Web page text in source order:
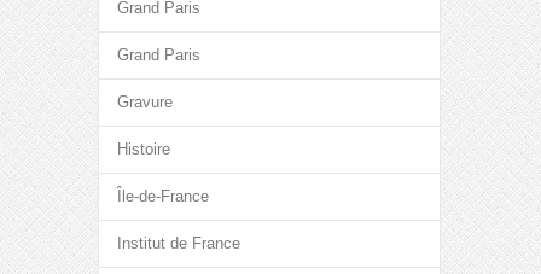
Grand Paris
Grand Paris
Gravure
Histoire
Île-de-France
Institut de France